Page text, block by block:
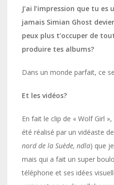
J’ai l’impression que tu
jamais Simian Ghost
peux plus t’occuper de
produire tes albums?
Dans un monde parfait, ce
Et les vidéos?
En fait le clip de « Wolf Girl
été réalisé par un vidéaste
nord de la Suède, ndla) que
mais qui a fait un super
téléphone et ses idées